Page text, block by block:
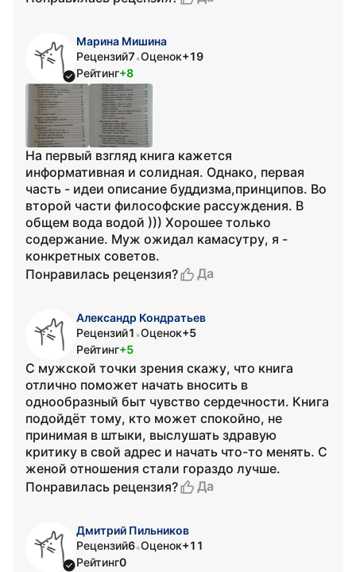
Марина Мишина
Рецензий7•Оценок+19
Рейтинг+8
На первый взгляд книга кажется
информативная и солидная. Однако, первая
часть - идеи описание буддизма,принципов. Во
второй части философские рассуждения. В
общем вода водой ))) Хорошее только
содержание. Муж ожидал камасутру, я -
конкретных советов.
Понравилась рецензия?
Да
Александр Кондратьев
Рецензий1 •Оценок+5
Рейтинг+5
С мужской точки зрения скажу, что книга
отлично поможет начать вносить в
однообразный быт чувство сердечности. Книга
подойдёт тому, кто может спокойно, не
принимая в штыки, выслушать здравую
критику в свой адрес и начать что-то менять. С
женой отношения стали гораздо лучше.
Понравилась рецензия?
Да
Дмитрий Пильников
Рецензий6•Оценок+11
Рейтинг0